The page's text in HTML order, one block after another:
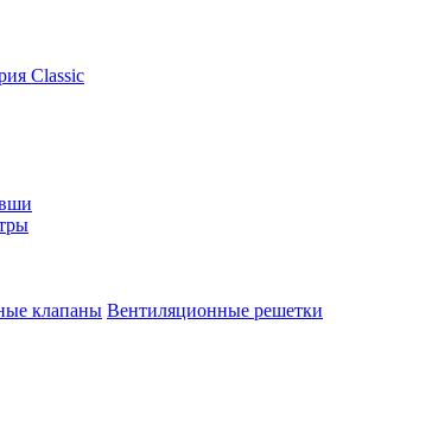
Classic
клапаны Вентиляционные решетки